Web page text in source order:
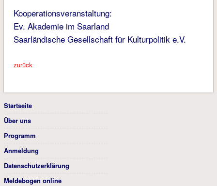
Kooperationsveranstaltung:
Ev. Akademie im Saarland
Saarländische Gesellschaft für Kulturpolitik e.V.
zurück
Startseite
Über uns
Programm
Anmeldung
Datenschutzerklärung
Meldebogen online